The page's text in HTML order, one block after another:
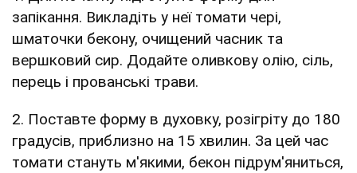
запікання. Викладіть у неї томати чері,
шматочки бекону, очищений часник та
вершковий сир. Додайте оливкову олію, сіль,
перець і прованські трави.
2. Поставте форму в духовку, розігріту до 180
градусів, приблизно на 15 хвилин. За цей час
томати стануть м'якими, бекон підрум'яниться,